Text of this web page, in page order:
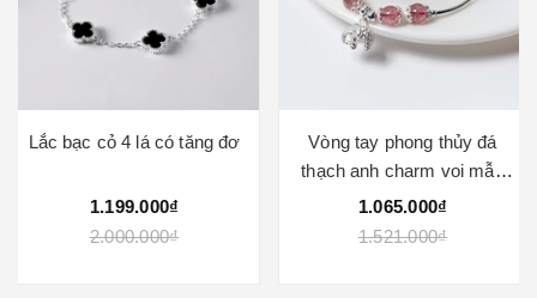
Lắc bạc cỏ 4 lá có tăng đơ
1.199.000₫
2.000.000₫
Vòng tay phong thủy đá
thạch anh charm voi mẫu
VC1036
1.065.000₫
1.521.000₫